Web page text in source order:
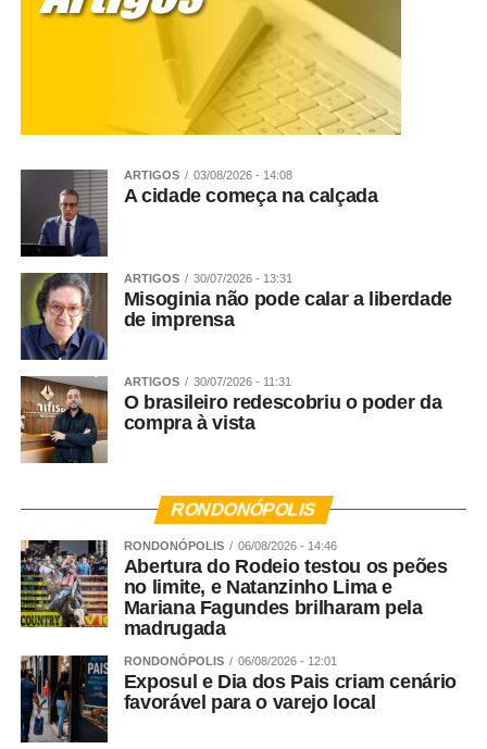
ARTIGOS 03/08/2026 - 14:08
A cidade começa na calçada
ARTIGOS 30/07/2026 - 13:31
Misoginia não pode calar a liberdade
de imprensa
ARTIGOS 30/07/2026 - 11:31
O brasileiro redescobriu o poder da
compra à vista
RONDONÓPOLIS
RONDONÓPOLIS 06/08/2026 - 14:46
Abertura do Rodeio testou os peões
no limite, e Natanzinho Lima e
Mariana Fagundes brilharam pela
madrugada
RONDONÓPOLIS 06/08/2026 - 12:01
Exposul e Dia dos Pais criam cenário
favorável para o varejo local